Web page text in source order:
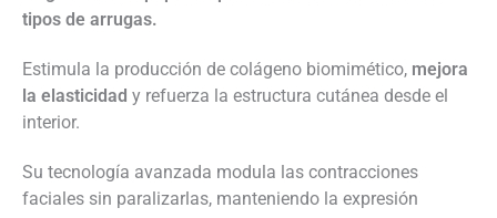
tipos de arrugas.
Estimula la producción de colágeno biomimético, mejora
la elasticidad y refuerza la estructura cutánea desde el
interior.
Su tecnología avanzada modula las contracciones
faciales sin paralizarlas, manteniendo la expresión